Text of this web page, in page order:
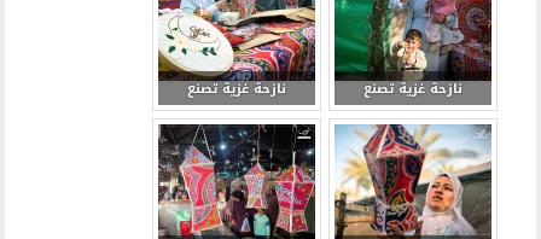
نازحة غزية تصنع
فوانيس رمضان من
كراتين المساعدات 2
نازحة غزية تصنع
فوانيس رمضان من
كراتين المساعدات 3